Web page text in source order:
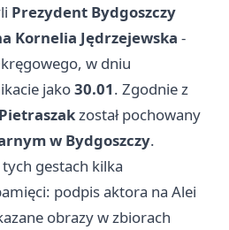
Prezydent Bydgoszczy
Kornelia Jędrzejewska -
w dniu
jako30.01. Zgodnie z
został pochowany
w Bydgoszczy.
gestach kilka
podpis aktora na Alei
obrazy w zbiorach